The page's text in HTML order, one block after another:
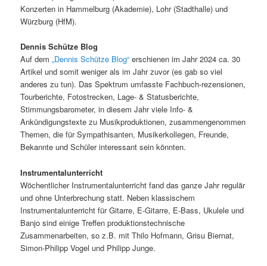
Konzerten in Hammelburg (Akademie), Lohr (Stadthalle) und
Würzburg (HfM).
Dennis Schütze Blog
Auf dem„Dennis Schütze Blog“ erschienen im Jahr 2024 ca. 30
Artikel und somit weniger als im Jahr zuvor (es gab so viel
anderes zu tun). Das Spektrum umfasste Fachbuch-rezensionen,
Tourberichte, Fotostrecken, Lage- & Statusberichte,
Stimmungsbarometer, in diesem Jahr viele Info- &
Ankündigungstexte zu Musikproduktionen, zusammengenommen
Themen, die für Sympathisanten, Musikerkollegen, Freunde,
Bekannte und Schüler interessant sein könnten.
Instrumentalunterricht
Wöchentlicher Instrumentalunterricht fand das ganze Jahr regulär
und ohne Unterbrechung statt. Neben klassischem
Instrumentalunterricht für Gitarre, E-Gitarre, E-Bass, Ukulele und
Banjo sind einige Treffen produktionstechnische
Zusammenarbeiten, so z.B. mit Thilo Hofmann, Grisu Biernat,
Simon-Philipp Vogel und Philipp Junge.